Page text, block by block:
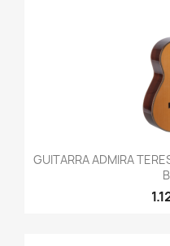
GUITARRA ADMIRA